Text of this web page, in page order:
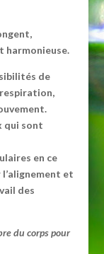
harmonieuse.
de
qui sont
en ce
et
des
du corps pour